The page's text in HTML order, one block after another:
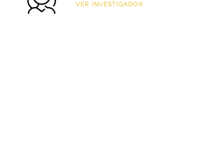
VER INVESTIGADOR